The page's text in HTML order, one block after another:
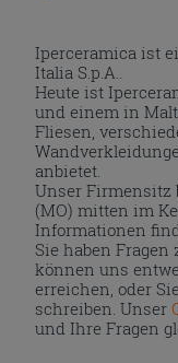
Iperceramica ist
Italia S.p.A..
Heute ist
und einem in
Fliesen,
anbietet.
Unser Firmensitz
(MO) mitten im
Informationen
Sie haben
können uns
erreichen, oder
schreiben. Unser
und Ihre Fragen